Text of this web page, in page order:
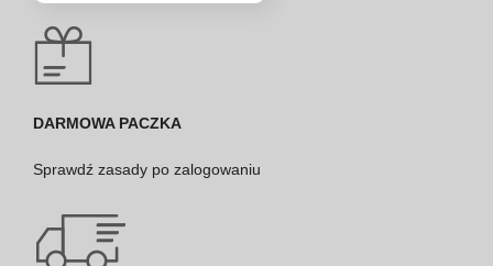
DARMOWA PACZKA
Sprawdź zasady po zalogowaniu